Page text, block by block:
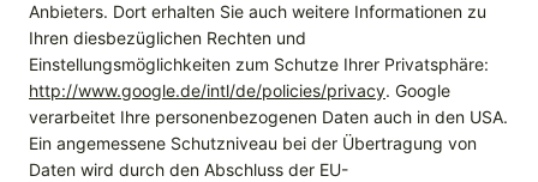
Anbieters. Dort erhalten Sie auch weitere Informationen zu
Ihren diesbezüglichen Rechten und
Einstellungsmöglichkeiten zum Schutze Ihrer Privatsphäre:
http://www.google.de/intl/de/policies/privacy. Google
verarbeitet Ihre personenbezogenen Daten auch in den USA.
Ein angemessene Schutzniveau bei der Übertragung von
Daten wird durch den Abschluss der EU-